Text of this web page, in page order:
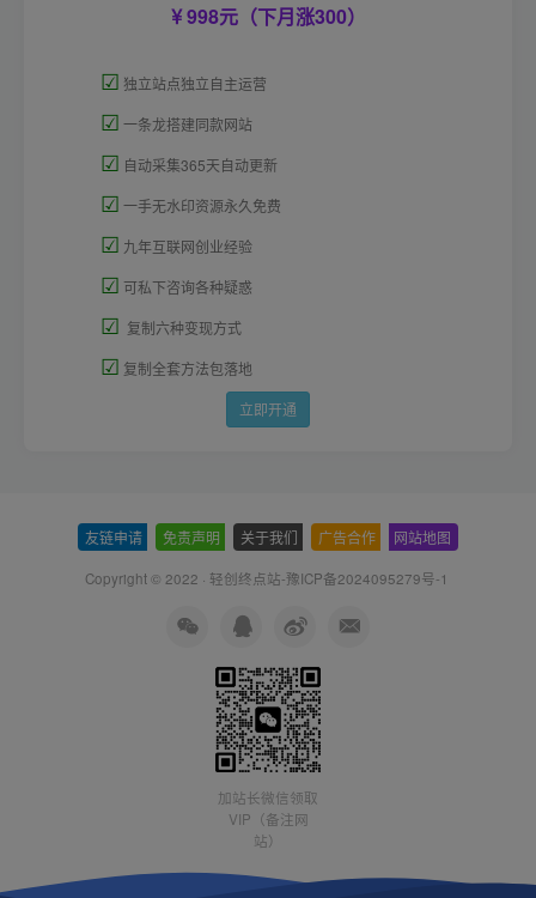
998元（下月涨300）
☑ 独立站点独立自主运营
☑ 一条龙搭建同款网站
☑ 自动采集365天自动更新
☑ 一手无水印资源永久免费
☑ 九年互联网创业经验
☑ 可私下咨询各种疑惑
☑ 复制六种变现方式
☑ 复制全套方法包落地
立即开通
友链申请 免责声明 关于我们 广告合作 网站地图
Copyright © 2022 · 轻创终点站-豫ICP备2024095279号-1
加站长微信领取
VIP（备注网
站）